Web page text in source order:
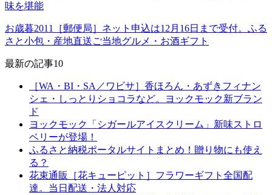
味を堪能
お歳暮2011［郵便局］ネット申込は12月16日まで受付。ふる
さと小包・産地直送ご当地グルメ・お酒ギフト
最新の記事10
［WA・BI・SA／ワビサ］香ほろん・あずきフィナン
シェ・しっとりショコラなど。ヨックモック新ブラン
ド
ヨックモック「シガールアイスクリーム」新味ストロ
ベリーが登場！
ふるさと納税ポータルサイトまとめ！贈り物にも使え
る？
花束通販［花キューピット］フラワーギフト全国配
達。当日配送・法人対応